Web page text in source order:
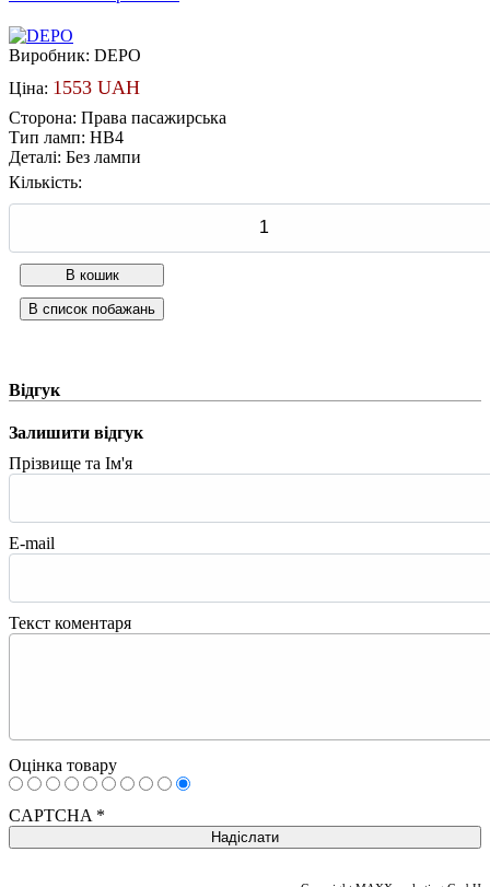
Виробник: DEPO
Ціна: 1553 UAH
Сторона: Права пасажирська
Тип ламп: HB4
Деталі: Без лампи
Кількість:
Відгук
Залишити відгук
Прізвище та Ім'я
E-mail
Текст коментаря
Оцінка товару
CAPTCHA *